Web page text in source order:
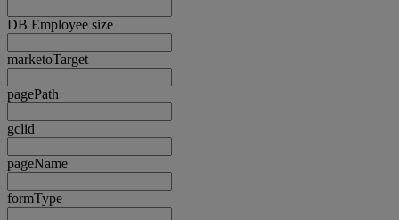
DB Employee size
marketoTarget
pagePath
gclid
pageName
formType